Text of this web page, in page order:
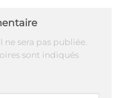
ne sera pas publiée.
sont indiqués